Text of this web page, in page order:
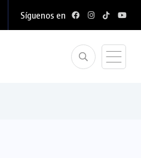
Síguenos en